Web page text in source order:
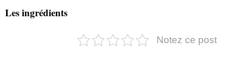
Les ingrédients
Notez ce post